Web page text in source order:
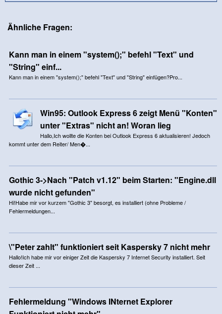
Ähnliche Fragen:
Kann man in einem "system();" befehl "Text" und
"String" einf...
Kann man in einem "system();" befehl "Text" und "String" einfügen?Pro...
Win95: Outlook Express 6 zeigt Menü "Konten"
unter "Extras" nicht an! Woran lieg
Hallo,Ich wollte die Konten bei Outlook Express 6 aktualisieren! Jedoch
kommt unter dem Reiter/ Men�...
Gothic 3->Nach "Patch v1.12" beim Starten: "Engine.dll
wurde nicht gefunden"
Hi!Habe mir vor kurzem "Gothic 3" besorgt, es installiert (ohne Probleme /
Fehlermeldungen...
\"Peter zahlt" funktioniert seit Kaspersky 7 nicht mehr
Hallo!Ich habe mir vor einiger Zeit die Kaspersky 7 Internet Security installiert. Seit
dieser Zeit ...
Fehlermeldung "Windows INternet Explorer